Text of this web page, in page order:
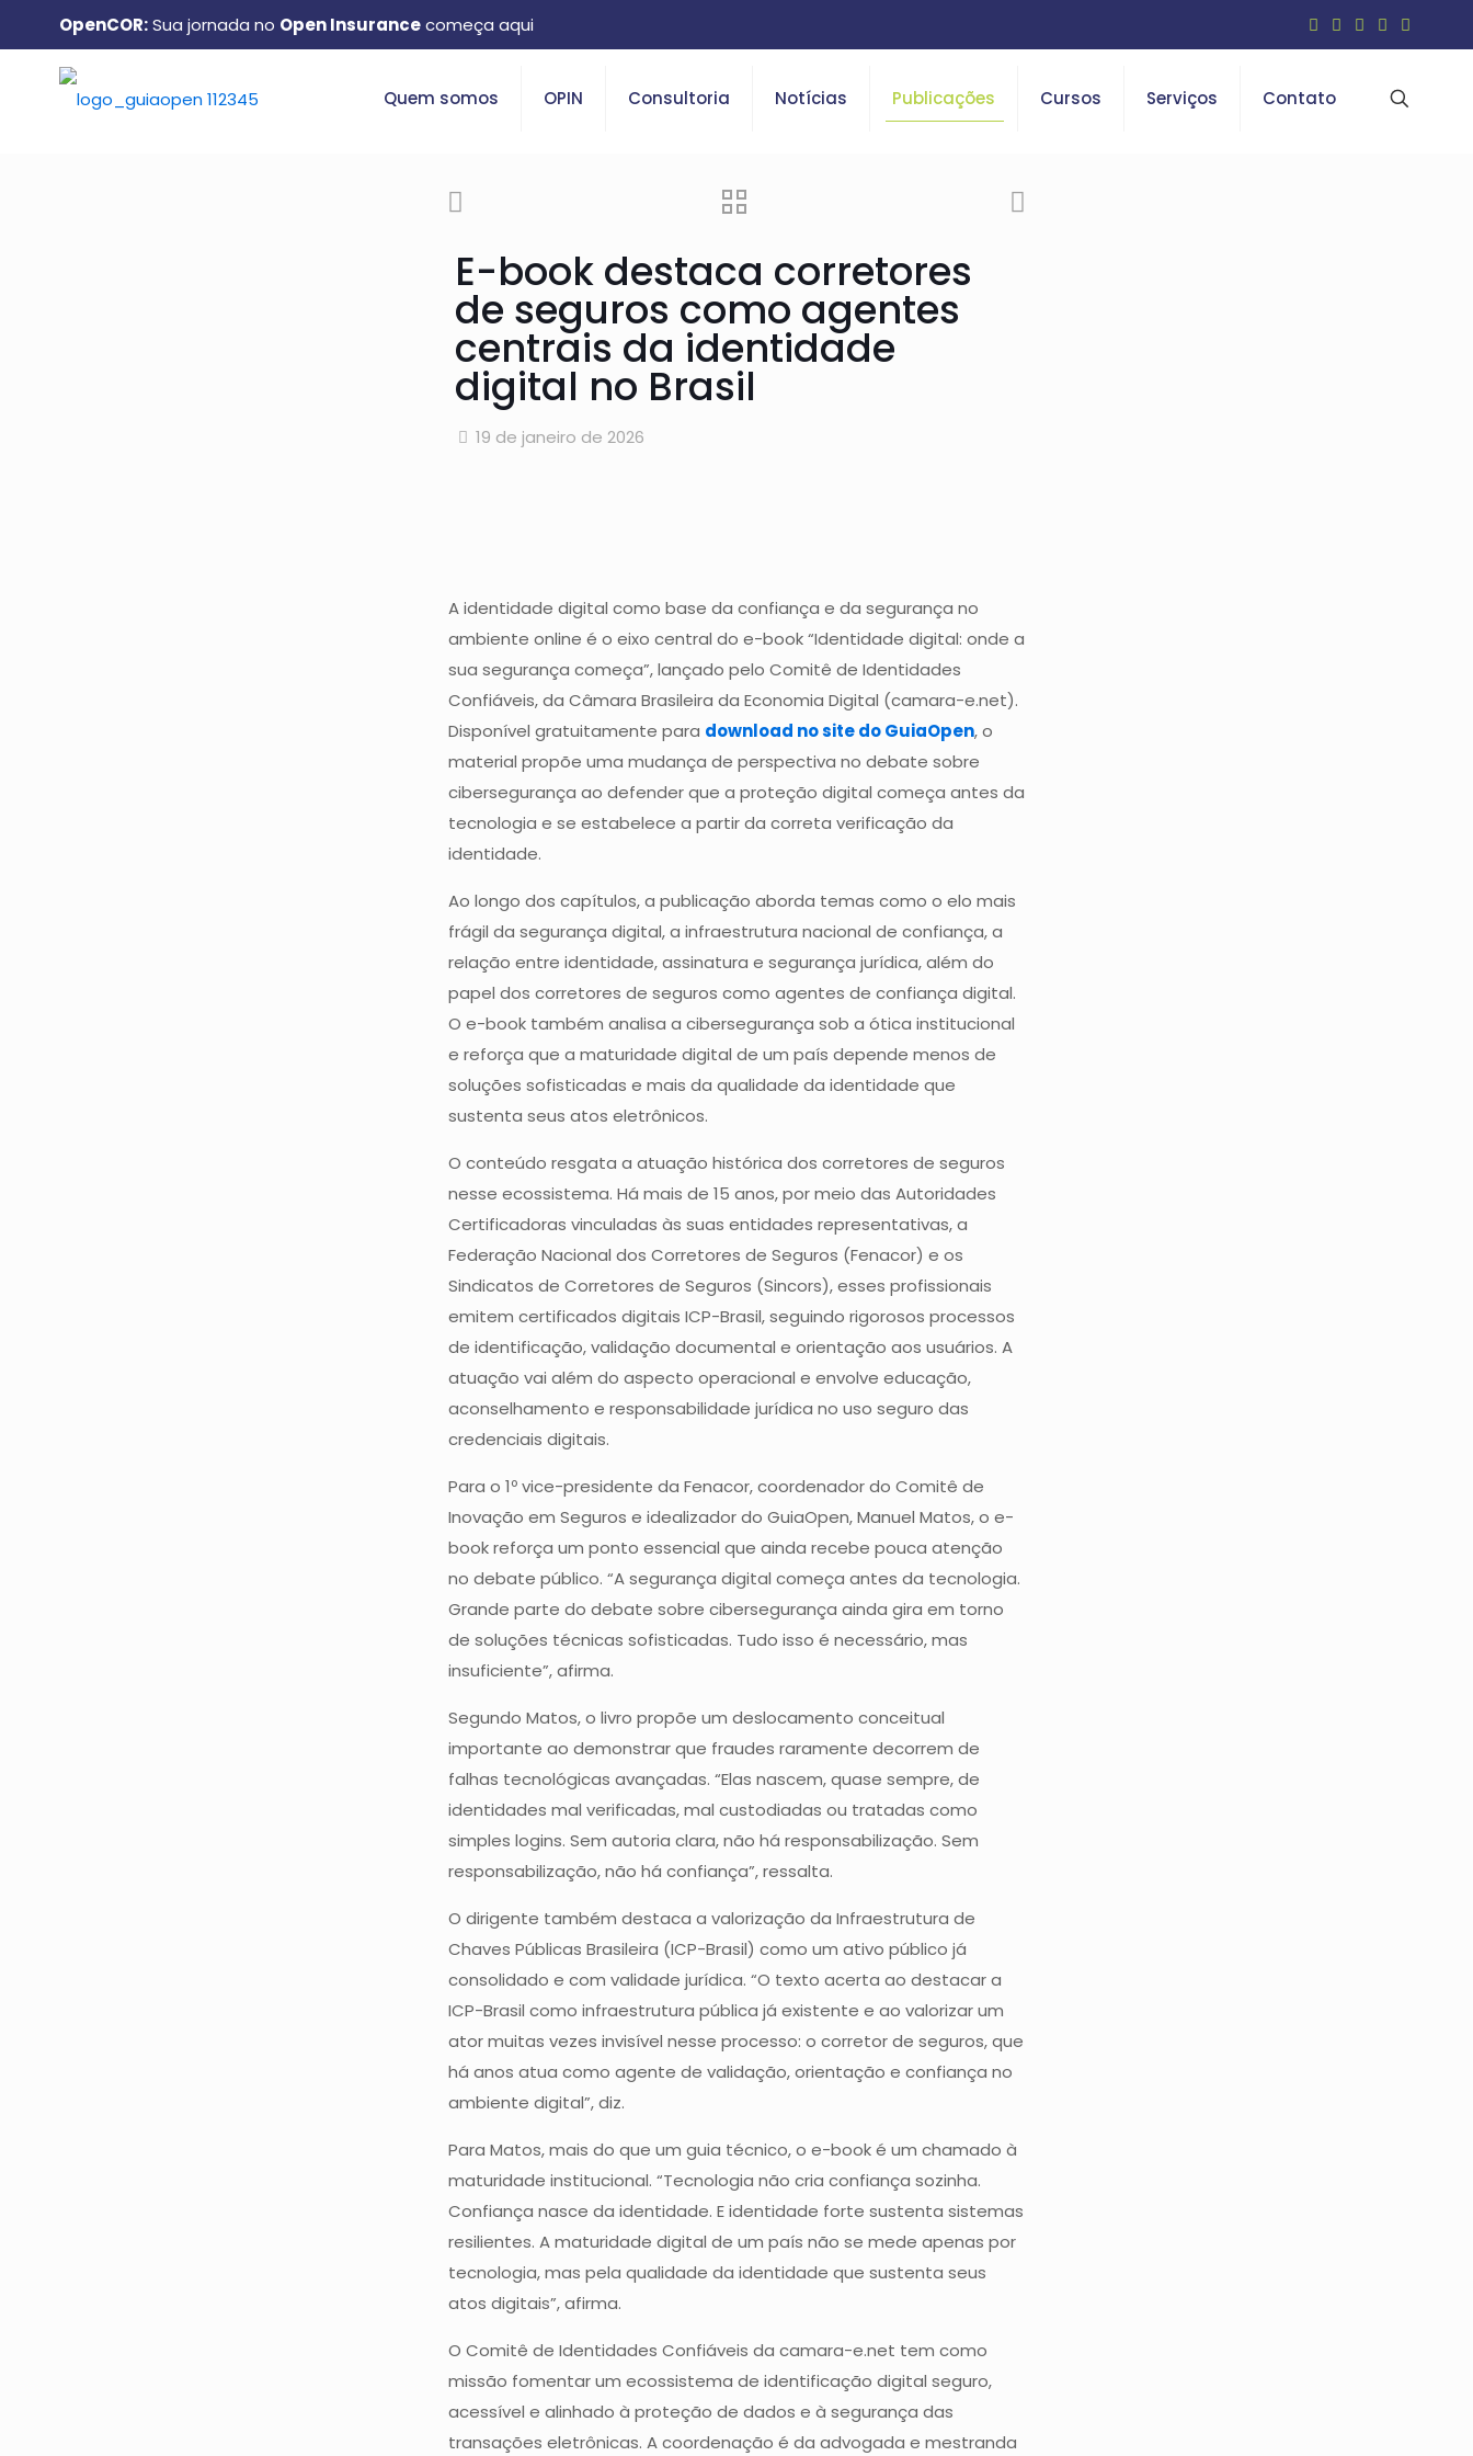
OpenCOR:Sua jornada no Open Insurancecomeça aqui
Quem somos OPIN Consultoria Notícias Publicações Cursos Serviços Contato
E-book destaca corretores
de seguros como agentes
centrais da identidade
digital no Brasil
19 de janeiro de 2026
A identidade digital como base da confiança e da segurança no
ambiente online é o eixo central do e-book “Identidade digital: onde a
sua segurança começa”, lançado pelo Comitê de Identidades
Confiáveis, da Câmara Brasileira da Economia Digital (camara-e.net).
Disponível gratuitamente para download no site do GuiaOpen, o
material propõe uma mudança de perspectiva no debate sobre
cibersegurança ao defender que a proteção digital começa antes da
tecnologia e se estabelece a partir da correta verificação da
identidade.
Ao longo dos capítulos, a publicação aborda temas como o elo mais
frágil da segurança digital, a infraestrutura nacional de confiança, a
relação entre identidade, assinatura e segurança jurídica, além do
papel dos corretores de seguros como agentes de confiança digital.
O e-book também analisa a cibersegurança sob a ótica institucional
e reforça que a maturidade digital de um país depende menos de
soluções sofisticadas e mais da qualidade da identidade que
sustenta seus atos eletrônicos.
O conteúdo resgata a atuação histórica dos corretores de seguros
nesse ecossistema. Há mais de 15 anos, por meio das Autoridades
Certificadoras vinculadas às suas entidades representativas, a
Federação Nacional dos Corretores de Seguros (Fenacor) e os
Sindicatos de Corretores de Seguros (Sincors), esses profissionais
emitem certificados digitais ICP-Brasil, seguindo rigorosos processos
de identificação, validação documental e orientação aos usuários. A
atuação vai além do aspecto operacional e envolve educação,
aconselhamento e responsabilidade jurídica no uso seguro das
credenciais digitais.
Para o 1º vice-presidente da Fenacor, coordenador do Comitê de
Inovação em Seguros e idealizador do GuiaOpen, Manuel Matos, o e-
book reforça um ponto essencial que ainda recebe pouca atenção
no debate público. “A segurança digital começa antes da tecnologia.
Grande parte do debate sobre cibersegurança ainda gira em torno
de soluções técnicas sofisticadas. Tudo isso é necessário, mas
insuficiente”, afirma.
Segundo Matos, o livro propõe um deslocamento conceitual
importante ao demonstrar que fraudes raramente decorrem de
falhas tecnológicas avançadas. “Elas nascem, quase sempre, de
identidades mal verificadas, mal custodiadas ou tratadas como
simples logins. Sem autoria clara, não há responsabilização. Sem
responsabilização, não há confiança”, ressalta.
O dirigente também destaca a valorização da Infraestrutura de
Chaves Públicas Brasileira (ICP-Brasil) como um ativo público já
consolidado e com validade jurídica. “O texto acerta ao destacar a
ICP-Brasil como infraestrutura pública já existente e ao valorizar um
ator muitas vezes invisível nesse processo: o corretor de seguros, que
há anos atua como agente de validação, orientação e confiança no
ambiente digital”, diz.
Para Matos, mais do que um guia técnico, o e-book é um chamado à
maturidade institucional. “Tecnologia não cria confiança sozinha.
Confiança nasce da identidade. E identidade forte sustenta sistemas
resilientes. A maturidade digital de um país não se mede apenas por
tecnologia, mas pela qualidade da identidade que sustenta seus
atos digitais”, afirma.
O Comitê de Identidades Confiáveis da camara-e.net tem como
missão fomentar um ecossistema de identificação digital seguro,
acessível e alinhado à proteção de dados e à segurança das
transações eletrônicas. A coordenação é da advogada e mestranda